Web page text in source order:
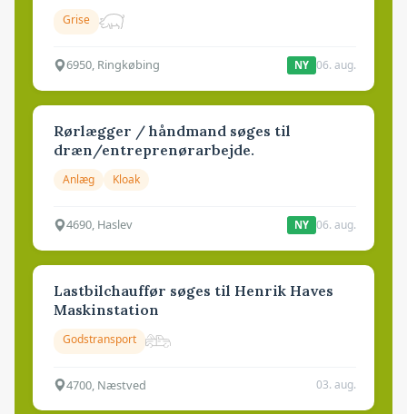
Grise
6950, Ringkøbing NY 06. aug.
Rørlægger / håndmand søges til
dræn/entreprenørarbejde.
Anlæg Kloak
4690, Haslev NY 06. aug.
Lastbilchauffør søges til Henrik Haves
Maskinstation
Godstransport
4700, Næstved 03. aug.